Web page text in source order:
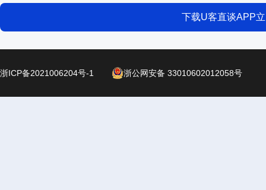
下载U客直谈APP
浙ICP备2021006204号-1 浙公网安备 33010602012058号